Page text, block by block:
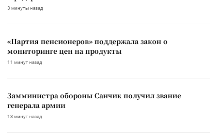
3 минуты назад
«Партия пенсионеров» поддержала закон о
мониторинге цен на продукты
11 минут назад
Замминистра обороны Санчик получил звание
генерала армии
13 минут назад